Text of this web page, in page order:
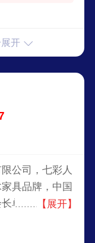
开
公司，七彩人
具品牌，中国
单位，深圳家
年儿童家具生
【展开】